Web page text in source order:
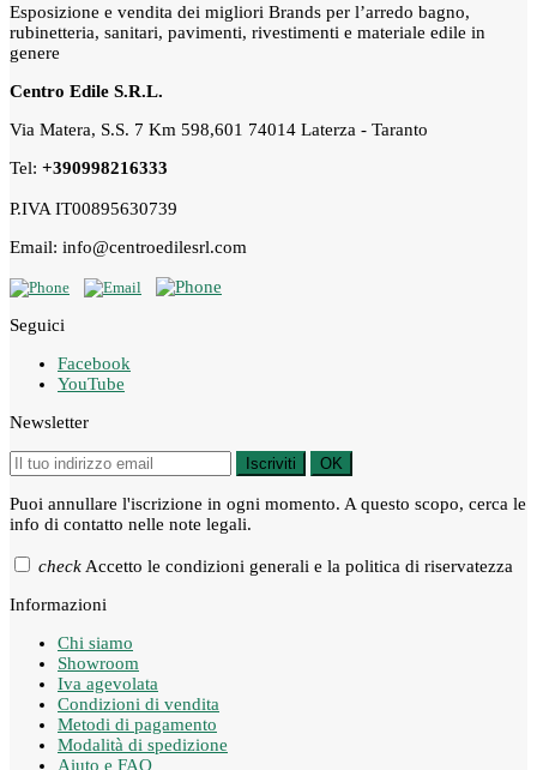
Esposizione e vendita dei migliori Brands per l’arredo bagno,
rubinetteria, sanitari, pavimenti, rivestimenti e materiale edile in
genere
Centro Edile S.R.L.
Via Matera, S.S. 7 Km 598,601 74014 Laterza - Taranto
Tel: +390998216333
P.IVA IT00895630739
Email: info@centroedilesrl.com
Seguici
Facebook
YouTube
Newsletter
Iscriviti OK
Puoi annullare l'iscrizione in ogni momento. A questo scopo, cerca le
info di contatto nelle note legali.
check Accetto le condizioni generali e la politica di riservatezza
Informazioni
Chi siamo
Showroom
Iva agevolata
Condizioni di vendita
Metodi di pagamento
Modalità di spedizione
Aiuto e FAQ